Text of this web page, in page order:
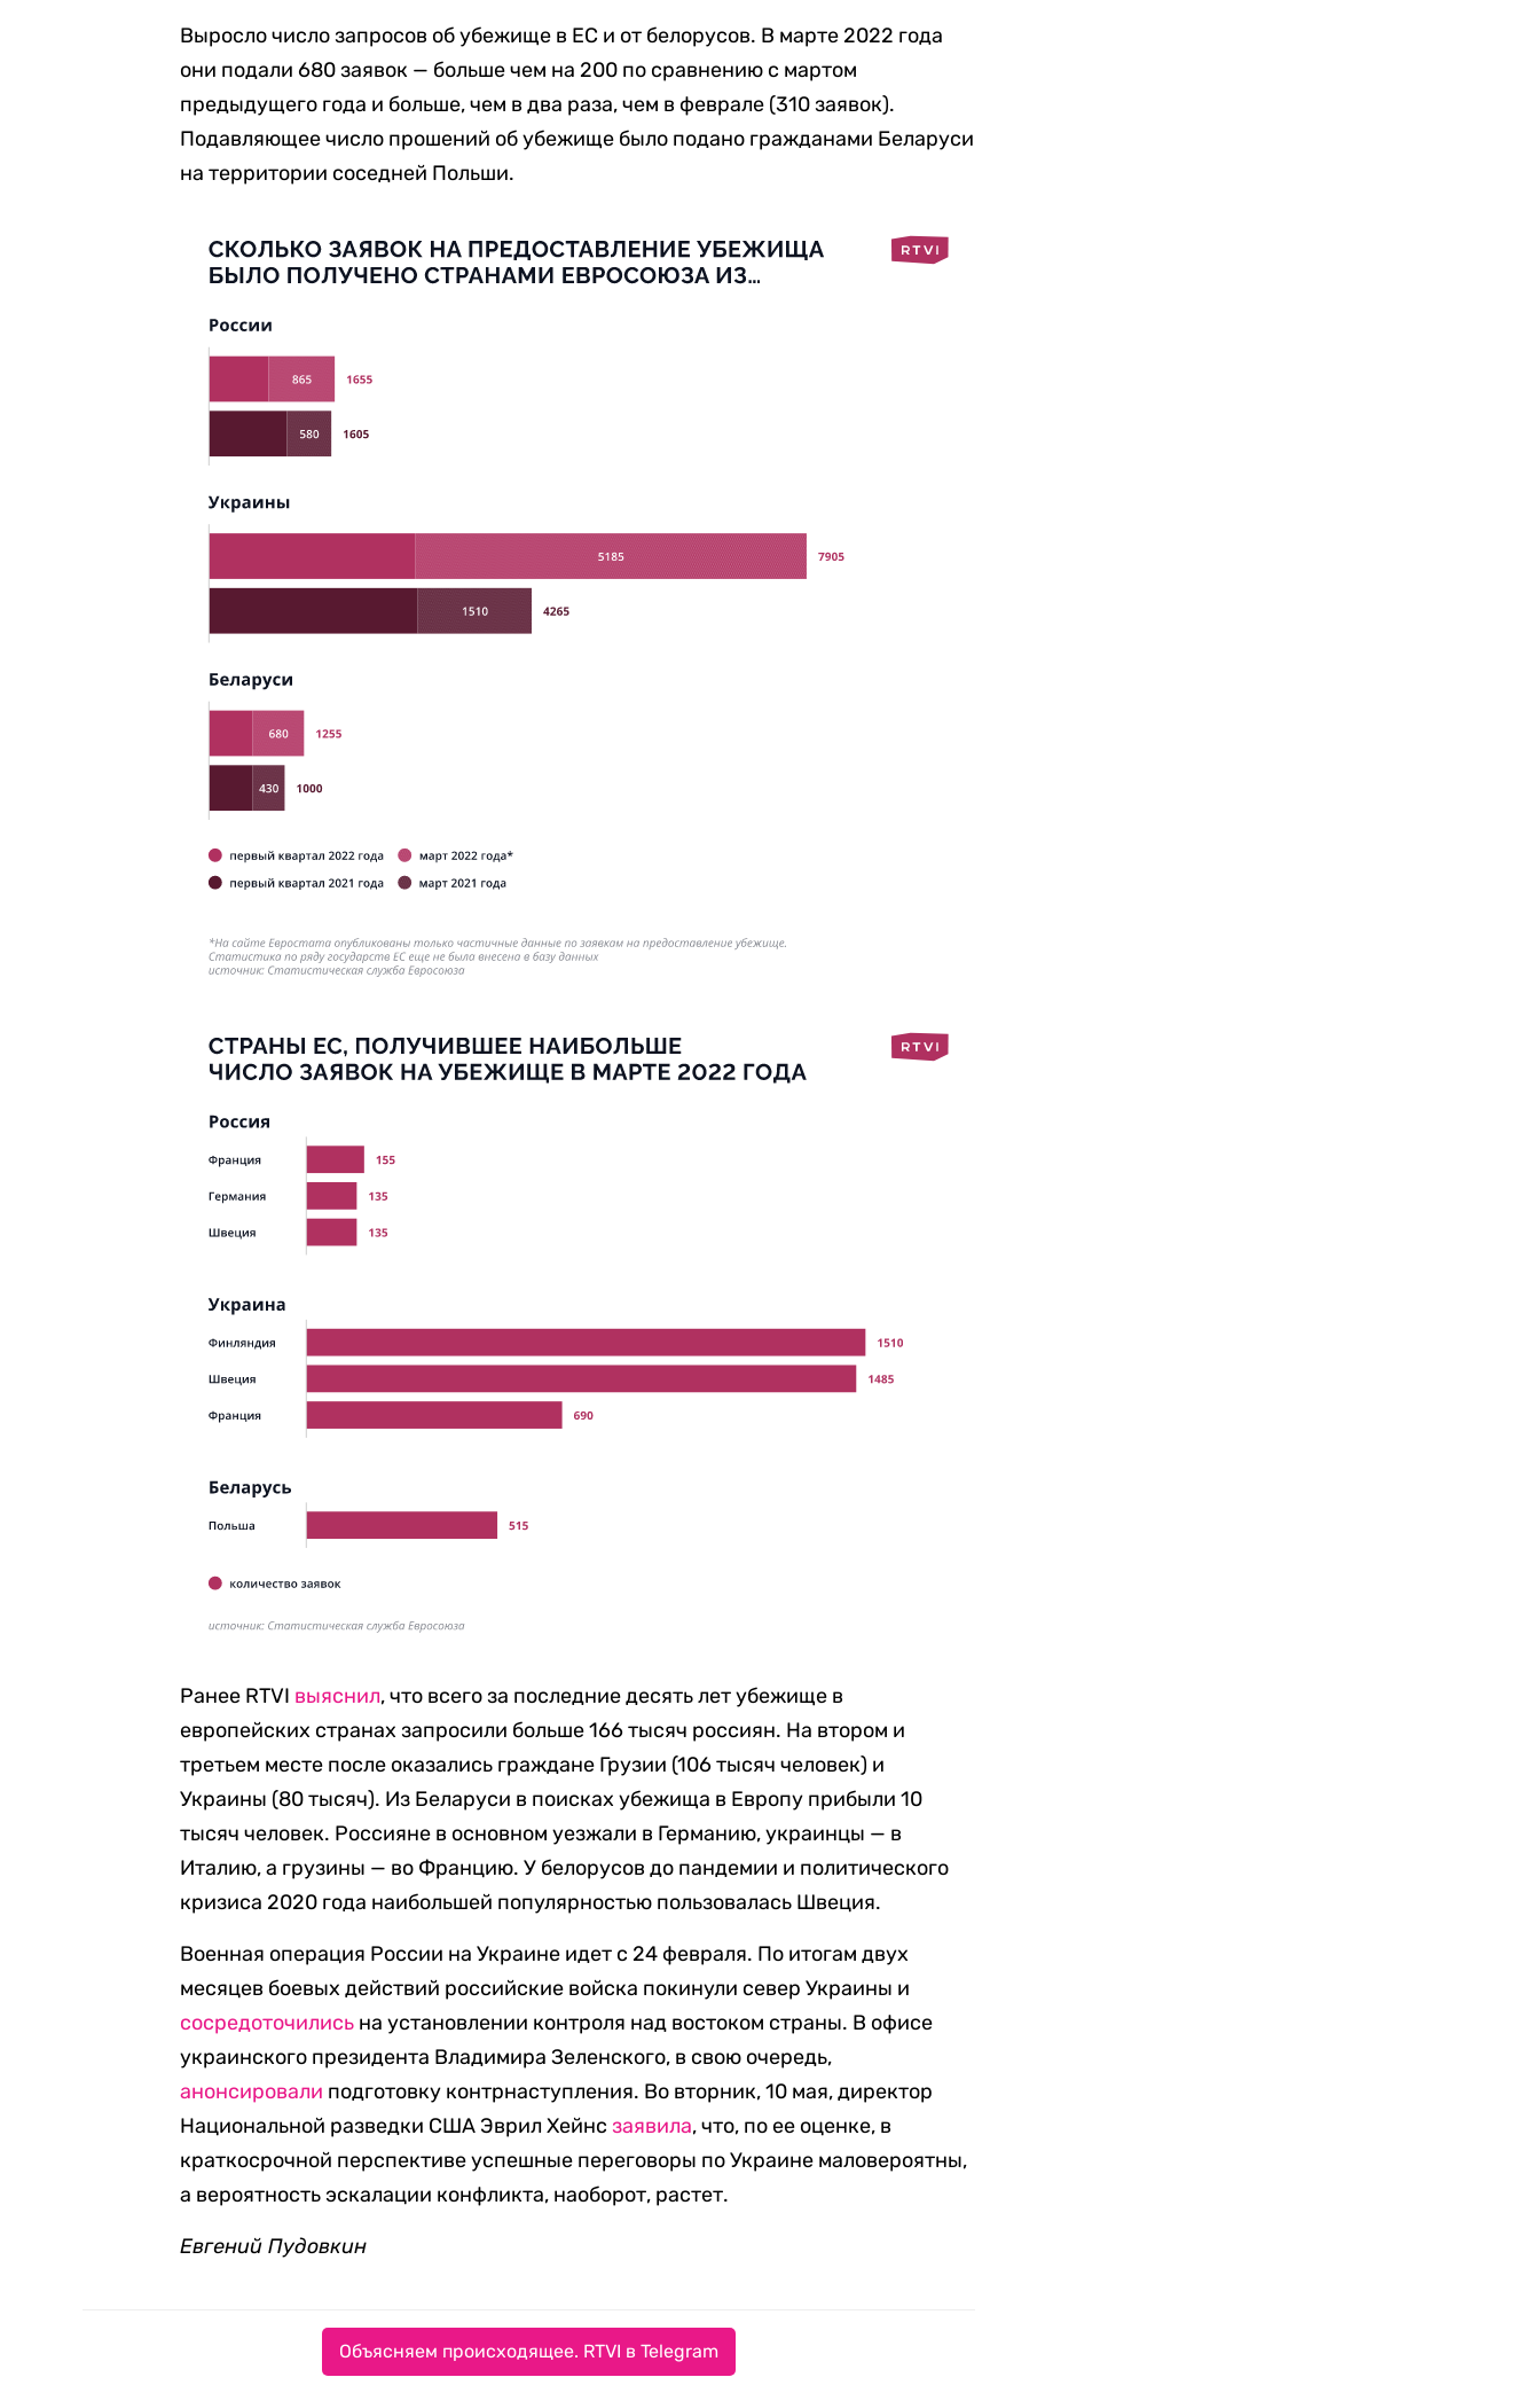
Выросло число запросов об убежище в ЕС и от белорусов. В марте 2022 года
они подали 680 заявок — больше чем на 200 по сравнению с мартом
предыдущего года и больше, чем в два раза, чем в феврале (310 заявок).
Подавляющее число прошений об убежище было подано гражданами Беларуси
на территории соседней Польши.
Ранее RTVI выяснил, что всего за последние десять лет убежище в
европейских странах запросили больше 166 тысяч россиян. На втором и
третьем месте после оказались граждане Грузии (106 тысяч человек) и
Украины (80 тысяч). Из Беларуси в поисках убежища в Европу прибыли 10
тысяч человек. Россияне в основном уезжали в Германию, украинцы — в
Италию, а грузины — во Францию. У белорусов до пандемии и политического
кризиса 2020 года наибольшей популярностью пользовалась Швеция.
Военная операция России на Украине идет с 24 февраля. По итогам двух
месяцев боевых действий российские войска покинули север Украины и
сосредоточились на установлении контроля над востоком страны. В офисе
украинского президента Владимира Зеленского, в свою очередь,
анонсировали подготовку контрнаступления. Во вторник, 10 мая, директор
Национальной разведки США Эврил Хейнсзаявила, что, по ее оценке, в
краткосрочной перспективе успешные переговоры по Украине маловероятны,
а вероятность эскалации конфликта, наоборот, растет.
Евгений Пудовкин
Объясняем происходящее. RTVI в Telegram